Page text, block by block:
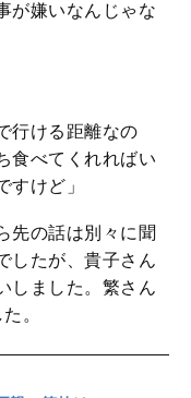
が嫌いなんじゃな
行ける距離なの
食べてくれればい
すけど」
先の話は別々に聞
したが、貴子さん
しました。繁さん
。